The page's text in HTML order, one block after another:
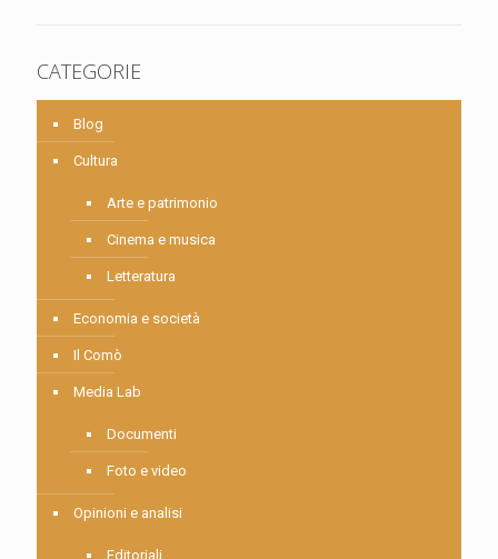
CATEGORIE
Blog
Cultura
Arte e patrimonio
Cinema e musica
Letteratura
Economia e società
Il Comò
Media Lab
Documenti
Foto e video
Opinioni e analisi
Editoriali